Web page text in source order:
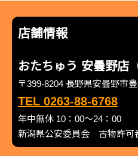
店舗情報
おたちゅう 安曇野店
〒399-8204 長野県安曇野市
TEL 0263-88-6768
年中無休 10：00～24：00
新潟県公安委員会 古物許可